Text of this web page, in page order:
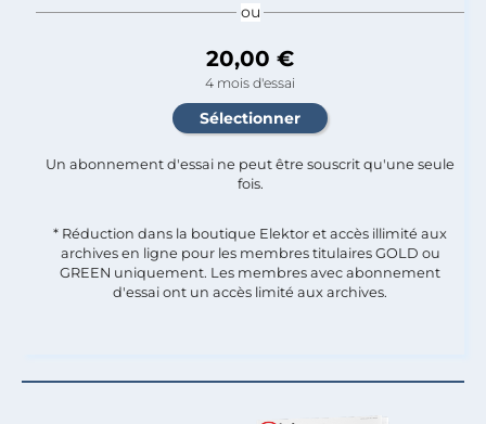
ou
20,00 €
4 mois d'essai
Un abonnement d'essai ne peut être souscrit qu'une seule
fois.​
* Réduction dans la boutique Elektor et accès illimité aux
archives en ligne pour les membres titulaires GOLD ou
GREEN uniquement. Les membres avec abonnement
d'essai ont un accès limité aux archives.